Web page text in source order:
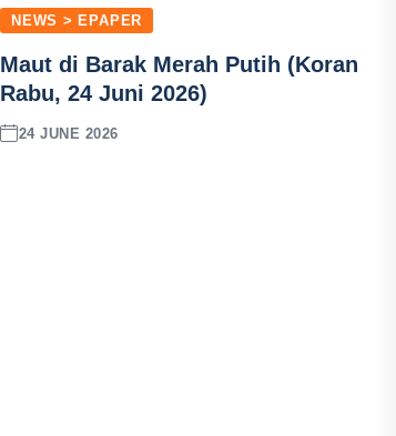
NEWS > EPAPER
Maut di Barak Merah Putih (Koran
Rabu, 24 Juni 2026)
24 JUNE 2026